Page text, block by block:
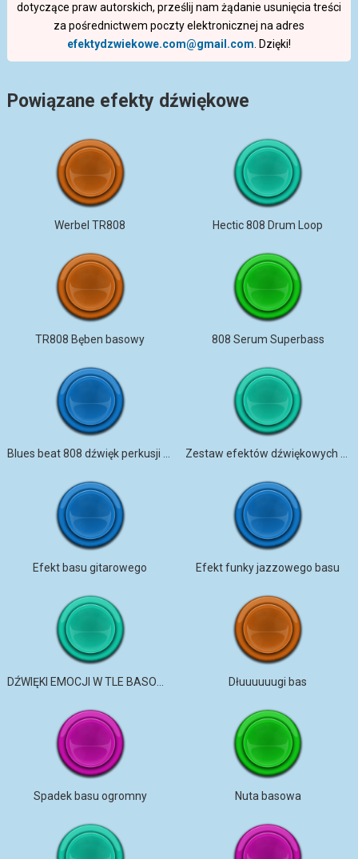
dotyczące praw autorskich, prześlij nam żądanie usunięcia treści
za pośrednictwem poczty elektronicznej na adres
efektydzwiekowe.com@gmail.com . Dzięki!
Powiązane efekty dźwiękowe
Werbel TR808 Hectic 808 Drum Loop
TR808 Bęben basowy 808 Serum Superbass
Efekt basu gitarowego Efekt funky jazzowego basu
Dłuuuuuugi bas
Spadek basu ogromny Nuta basowa